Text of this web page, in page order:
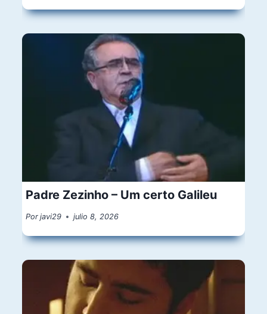
Padre Zezinho – Um certo Galileu
Por javi29 julio 8, 2026